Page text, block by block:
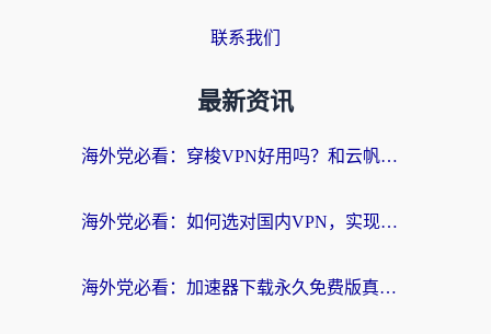
联系我们
最新资讯
海外党必看：穿梭VPN好用吗？和云帆VPN对比哪个回国效果更好？附真实测评+避坑指南
海外党必看：如何选对国内VPN，实现无缝访问国内资源？
海外党必看：加速器下载永久免费版真的存在吗？教你无缝访问国内资源的正确姿势